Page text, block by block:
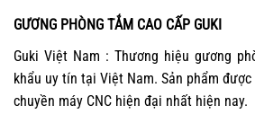
GƯƠNG PHÒNG TẮM CAO CẤP GUKI
Guki Việt Nam : Thương hiệu gương
khẩu uy tín tại Việt Nam. Sản phẩm
chuyền máy CNC hiện đại nhất hiện nay.